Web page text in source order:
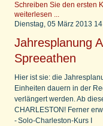
Schreiben Sie den ersten
weiterlesen ...
Dienstag, 05 März 2013
Jahresplanung
Spreeathen
Hier ist sie: die
Einheiten dauern in der
verlängert werden. Ab
CHARLESTON! Ferner
-Solo-Charleston-Kurs I